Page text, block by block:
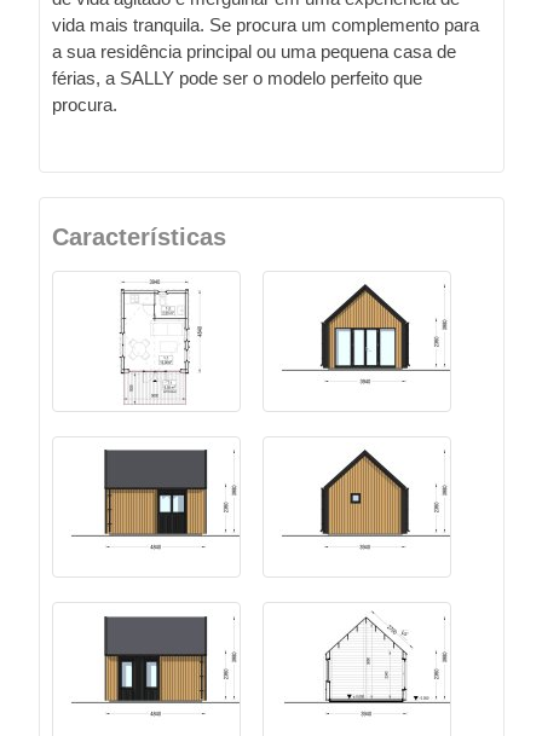
vida mais tranquila. Se procura um complemento para
a sua residência principal ou uma pequena casa de
férias, a SALLY pode ser o modelo perfeito que
procura.
Características